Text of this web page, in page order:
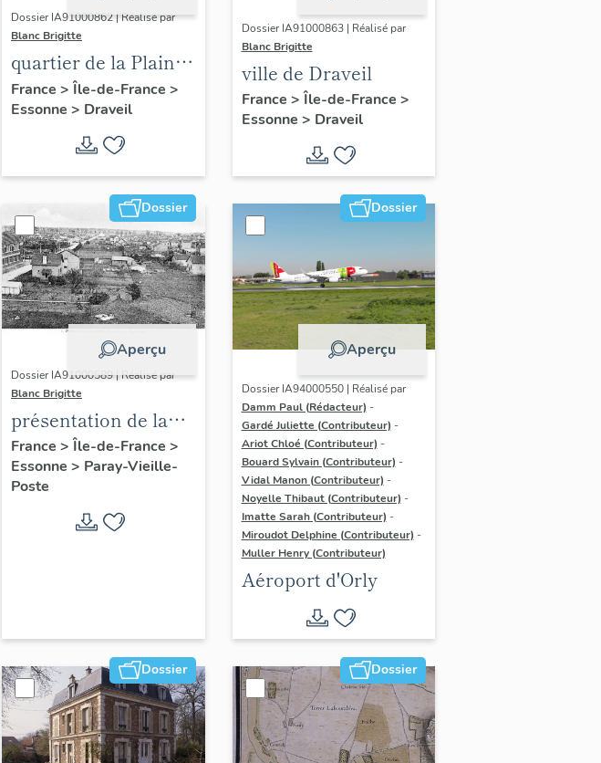
Dossier IA91000862 | Réalisé par
Blanc Brigitte
quartier de la Plaine
des Sables
France > Île-de-France >
Essonne > Draveil
Dossier IA91000863 | Réalisé par
Blanc Brigitte
ville de Draveil
France > Île-de-France >
Essonne > Draveil
Dossier
Aperçu
Dossier IA91000589 | Réalisé par
Blanc Brigitte
présentation de la
commune de Paray-
Vieille-Poste
France > Île-de-France >
Essonne > Paray-Vieille-
Poste
Dossier
Aperçu
Dossier IA94000550 | Réalisé par
Damm Paul (Rédacteur) -
Gardé Juliette (Contributeur) -
Ariot Chloé (Contributeur) -
Bouard Sylvain (Contributeur) -
Vidal Manon (Contributeur) -
Noyelle Thibaut (Contributeur) -
Imatte Sarah (Contributeur) -
Miroudot Delphine (Contributeur) -
Muller Henry (Contributeur)
Aéroport d'Orly
Dossier Dossier